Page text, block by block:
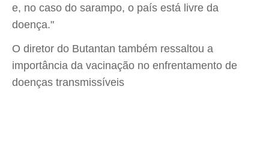
e, no caso do sarampo, o país está livre da
doença."
O diretor do Butantan também ressaltou a
importância da vacinação no enfrentamento de
doenças transmissíveis